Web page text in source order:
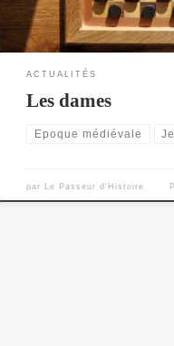
ACTUALITÉS
Les dames
Epoque médiévale
par Le Passeur d'Histoire